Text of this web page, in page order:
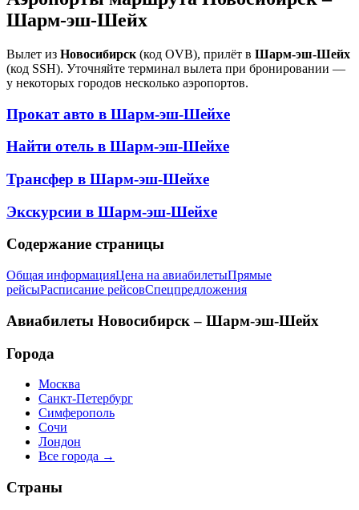
Шарм-эш-Шейх
Вылет из Новосибирск (код OVB), прилёт в Шарм-эш-Шейх
(код SSH). Уточняйте терминал вылета при бронировании —
у некоторых городов несколько аэропортов.
Прокат авто в Шарм-эш-Шейхе
Найти отель в Шарм-эш-Шейхе
Трансфер в Шарм-эш-Шейхе
Экскурсии в Шарм-эш-Шейхе
Содержание страницы
Общая информацияЦена на авиабилетыПрямые
рейсыРасписание рейсовСпецпредложения
Авиабилеты Новосибирск – Шарм-эш-Шейх
Города
Москва
Санкт-Петербург
Симферополь
Сочи
Лондон
Все города →
Страны